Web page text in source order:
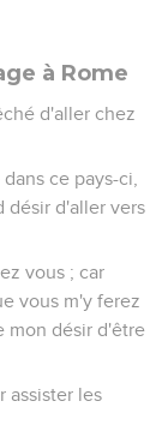
à Rome
d'aller chez
ce pays-ci,
désir d'aller vers
vous ; car
vous m'y ferez
mon désir d'être
assister les